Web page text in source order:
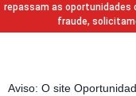
repassam as oportunidades
fraude,
Aviso: O site